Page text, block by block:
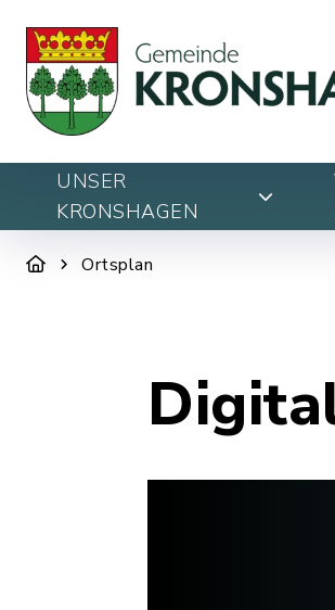
UNSER
KRONSHAGEN
Ortsplan